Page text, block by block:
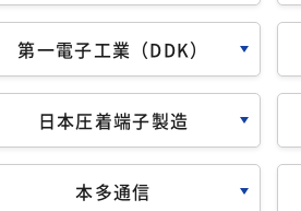
第一電子工業（DDK）
日本圧着端子製造
本多通信